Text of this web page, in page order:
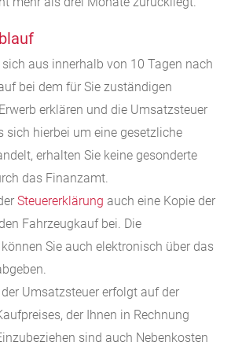
aus innerhalb von 10 Tagen nach
bei dem für Sie zuständigen
erklären und die Umsatzsteuer
sich hierbei um eine gesetzliche
erhalten Sie keine gesonderte
das Finanzamt.
Steuererklärung auch eine Kopie der
Fahrzeugkauf bei. Die
Sie auch elektronisch über das
Umsatzsteuer erfolgt auf der
der Ihnen in Rechnung
sind auch Nebenkosten